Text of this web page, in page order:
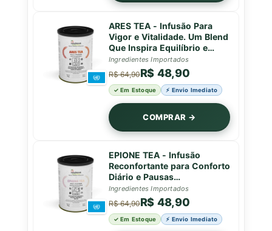
ARES TEA - Infusão Para
Vigor e Vitalidade. Um Blend
Que Inspira Equilíbrio e
Força em Cada Gole - Lata -
50g
Ingredientes Importados
R$ 64,90R$ 48,90
✓ Em Estoque ⚡ Envio Imediato
COMPRAR →
EPIONE TEA - Infusão
Reconfortante para Conforto
Diário e Pausas
Restauradoras - Lata - 50g
Ingredientes Importados
R$ 64,90R$ 48,90
✓ Em Estoque ⚡ Envio Imediato